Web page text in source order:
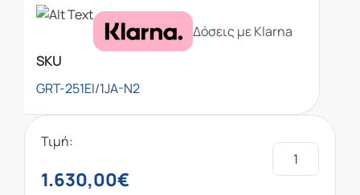
Δόσεις με Klarna
SKU
GRT-251EI/1JA-N2
Τιμή:
1.630,00€